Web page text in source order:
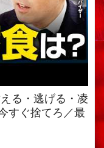
る・逃げる・凌
すぐ捨てろ／最
がなければ食料